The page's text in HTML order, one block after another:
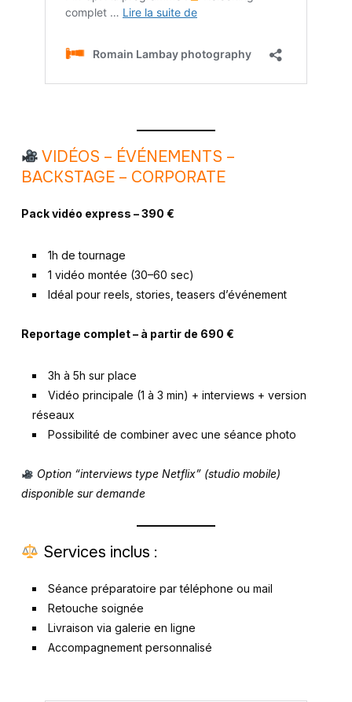
VIDÉOS – ÉVÉNEMENTS –
BACKSTAGE – CORPORATE
Pack vidéo express – 390 €
1h de tournage
1 vidéo montée (30–60 sec)
Idéal pour reels, stories, teasers d’événement
Reportage complet – à partir de 690 €
3h à 5h sur place
Vidéo principale (1 à 3 min) + interviews + version
réseaux
Possibilité de combiner avec une séance photo
Option “interviews type Netflix” (studio mobile)
disponible sur demande
Services inclus :
Séance préparatoire par téléphone ou mail
Retouche soignée
Livraison via galerie en ligne
Accompagnement personnalisé